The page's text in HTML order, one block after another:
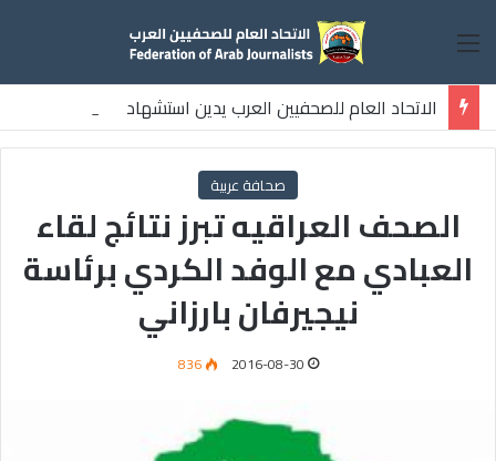
القائمة
الاتحاد العام للصحفيين العرب يدين استشهاد
ثلاثة صحفيين فلسطينيين باستهداف إسرائيلي وسط قطاع غزة
صحافة عربية
الصحف العراقيه تبرز نتائج لقاء
العبادي مع الوفد الكردي برئاسة
نيجيرفان بارزاني
2016-08-30
836